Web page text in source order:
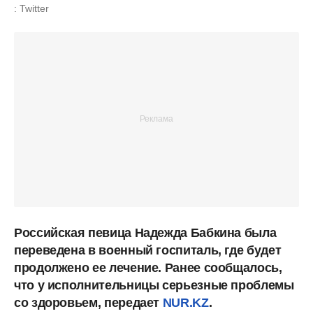
: Twitter
Российская певица Надежда Бабкина была
переведена в военный госпиталь, где будет
продолжено ее лечение. Ранее сообщалось,
что у исполнительницы серьезные проблемы
со здоровьем, передает NUR.KZ.